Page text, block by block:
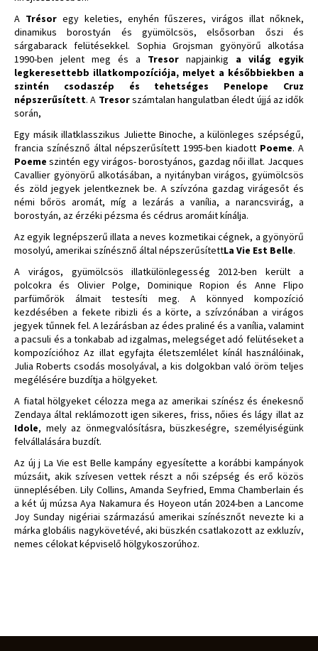
A Trésoregy keleties, enyhén fűszeres, virágos illat nőknek,
dinamikus borostyán és gyümölcsös, elsősorban őszi és
sárgabarack felütésekkel. Sophia Grojsman gyönyörű alkotása
1990-ben jelent meg és a Tresor napjainkig a világ egyik
legkeresettebb illatkompozíciója, melyet a későbbiekben a
szintén csodaszép és tehetséges Penelope Cruz
népszerűsített. A Tresorszámtalan hangulatban éledt újjá az idők
során,
Egy másik illatklasszikus Juliette Binoche, a különleges szépségű,
francia színésznő által népszerűsített 1995-ben kiadott Poeme. A
Poemeszintén egy virágos- borostyános, gazdag női illat. Jacques
Cavallier gyönyörű alkotásában, a nyitányban virágos, gyümölcsös
és zöld jegyek jelentkeznek be. A szívzóna gazdag virágesőt és
némi bőrös aromát, míg a lezárás a vanília, a narancsvirág, a
borostyán, az érzéki pézsma és cédrus aromáit kínálja.
Az egyik legnépszerű illata a neves kozmetikai cégnek, a gyönyörű
mosolyú, amerikai színésznő által népszerűsítettLa Vie Est Belle.
A virágos, gyümölcsös illatkülönlegesség 2012-ben került a
polcokra és Olivier Polge, Dominique Ropion és Anne Flipo
parfümőrök álmait testesíti meg. A könnyed kompozíció
kezdésében a fekete ribizli és a körte, a szívzónában a virágos
jegyek tűnnek fel. A lezárásban az édes praliné és a vanília, valamint
a pacsuli és a tonkabab ad izgalmas, melegséget adó felütéseket a
kompozícióhoz Az illat egyfajta életszemlélet kínál használóinak,
Julia Roberts csodás mosolyával, a kis dolgokban való öröm teljes
megélésére buzdítja a hölgyeket.
A fiatal hölgyeket célozza mega az amerikai színész és énekesnő
Zendaya által reklámozott igen sikeres, friss, nőies és lágy illat az
Idole, mely az önmegvalósításra, büszkeségre, személyiségünk
felvállalására buzdít.
Az új j La Vie est Belle kampány egyesítette a korábbi kampányok
múzsáit, akik szívesen vettek részt a női szépség és erő közös
ünneplésében. Lily Collins, Amanda Seyfried, Emma Chamberlain és
a két új múzsa Aya Nakamura és Hoyeon után 2024-ben a Lancome
Joy Sunday nigériai származású amerikai színésznőt nevezte ki a
márka globális nagykövetévé, aki büszkén csatlakozott az exkluzív,
nemes célokat képviselő hölgykoszorúhoz.